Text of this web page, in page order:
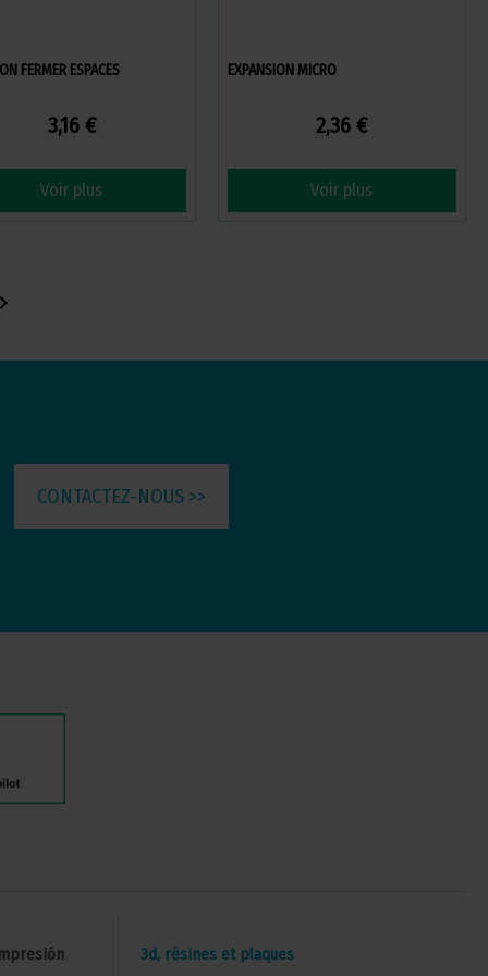
FERMER ESPACES
3,16 €
Voir plus
EXPANSION MICRO
2,36 €
Voir plus
chevron_right
CONTACTEZ-NOUS >>
3d, résines et plaques